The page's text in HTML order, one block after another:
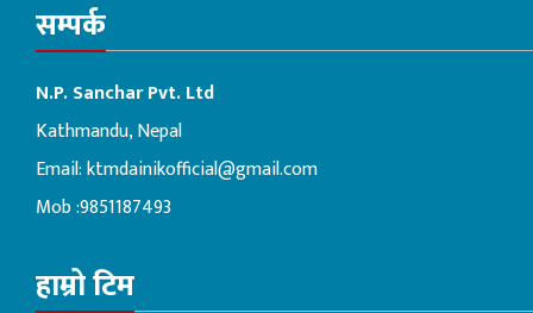
सम्पर्क
N.P. Sanchar Pvt. Ltd
Kathmandu, Nepal
Email:ktmdainikofficial@gmail.com
Mob :9851187493
हाम्रो टिम